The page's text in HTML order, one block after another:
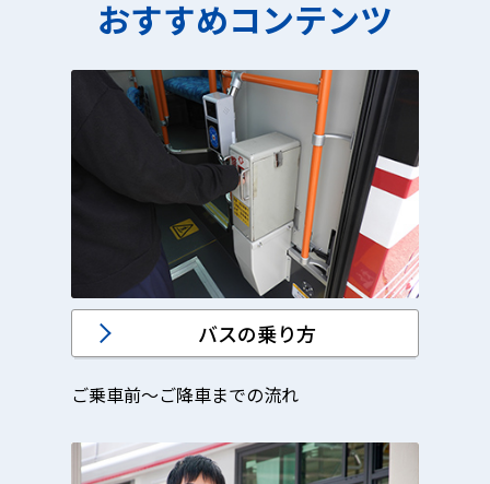
おすすめコンテンツ
バスの乗り方
ご乗車前～ご降車までの流れ